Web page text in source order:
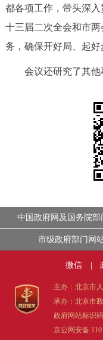
都各项工作，带头深
十三届二次全会和市
务，确保开好局、起好
会议还研究了其他
中国政府网及国务院部
市级政府部门网
微信
主办：北京市
承办：北京市
政府网站标识
京公网安备